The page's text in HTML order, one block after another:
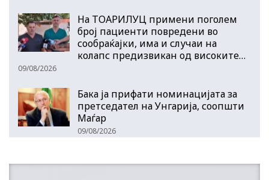
На ТОАРИЛУЦ примени поголем
број пациенти повредени во
сообраќајки, има и случаи на
колапс предизвикан од високите…
09/08/2026
Бака ја прифати номинацијата за
претседател на Унгарија, соопшти
Маѓар
09/08/2026